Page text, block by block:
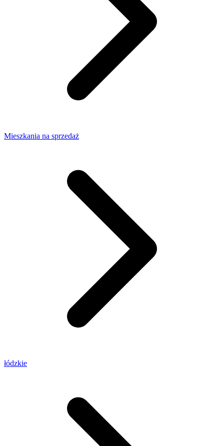
Mieszkania na sprzedaż
łódzkie